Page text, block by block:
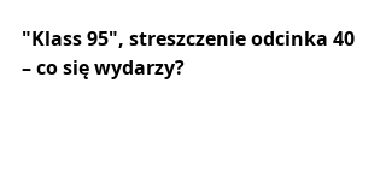
"Klass 95", streszczenie odcinka 40
– co się wydarzy?